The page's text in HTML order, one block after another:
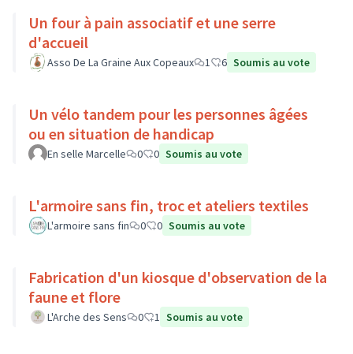
Un four à pain associatif et une serre
d'accueil
Asso De La Graine Aux Copeaux 1 6 Soumis au vote
Un vélo tandem pour les personnes âgées
ou en situation de handicap
En selle Marcelle 0 0 Soumis au vote
L'armoire sans fin, troc et ateliers textiles
L'armoire sans fin 0 0 Soumis au vote
Fabrication d'un kiosque d'observation de la
faune et flore
L'Arche des Sens 0 1 Soumis au vote